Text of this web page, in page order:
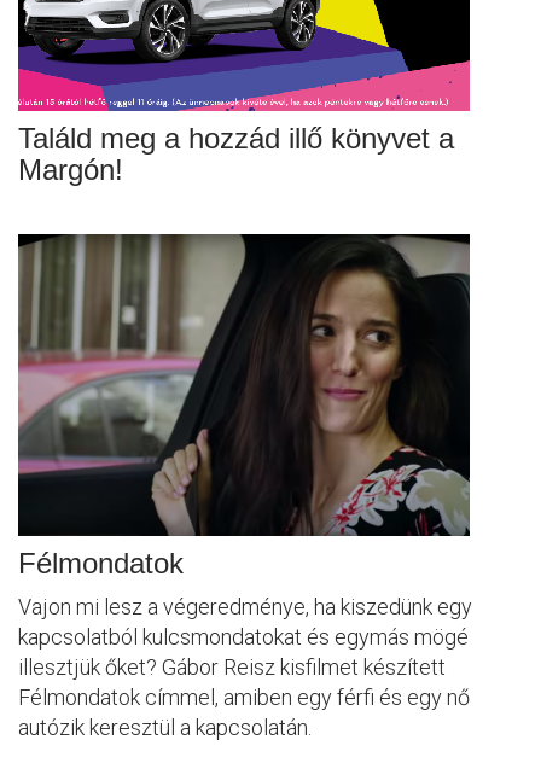
Találd meg a hozzád illő könyvet a
Margón!
Félmondatok
Vajon mi lesz a végeredménye, ha kiszedünk egy
kapcsolatból kulcsmondatokat és egymás mögé
illesztjük őket? Gábor Reisz kisfilmet készített
Félmondatok címmel, amiben egy férfi és egy nő
autózik keresztül a kapcsolatán.